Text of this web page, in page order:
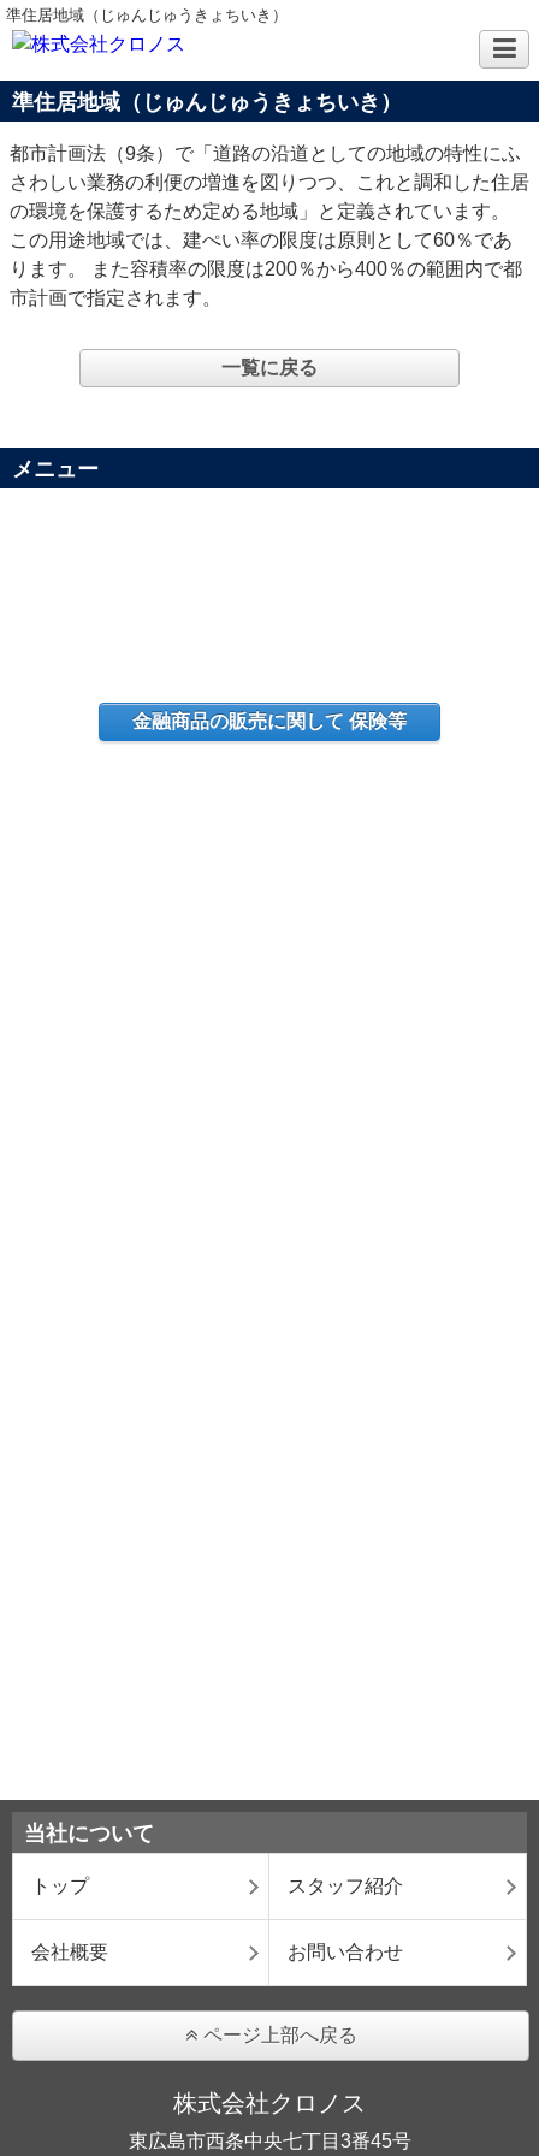
準住居地域（じゅんじゅうきょちいき）
準住居地域（じゅんじゅうきょちいき）
都市計画法（9条）で「道路の沿道としての地域の特性にふ
さわしい業務の利便の増進を図りつつ、これと調和した住居
の環境を保護するため定める地域」と定義されています。
この用途地域では、建ぺい率の限度は原則として60％であ
ります。 また容積率の限度は200％から400％の範囲内で都
市計画で指定されます。
一覧に戻る
メニュー
金融商品の販売に関して 保険等
当社について
トップ スタッフ紹介
会社概要 お問い合わせ
ページ上部へ戻る
株式会社クロノス
東広島市西条中央七丁目3番45号